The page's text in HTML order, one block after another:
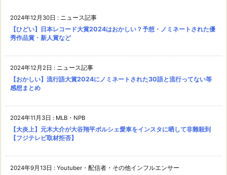
2024年12月30日 : ニュース記事
【ひどい】日本レコード大賞2024はおかしい？予想・ノミネートされた優
秀作品賞・新人賞など
2024年12月2日 : ニュース記事
【おかしい】流行語大賞2024にノミネートされた30語と流行ってない等
感想まとめ
2024年11月3日 : MLB・NPB
【大炎上】元木大介が大谷翔平ポルシェ愛車をインスタに晒して非難殺到
【フジテレビ取材拒否】
2024年9月13日 : Youtuber・配信者・その他インフルエンサー